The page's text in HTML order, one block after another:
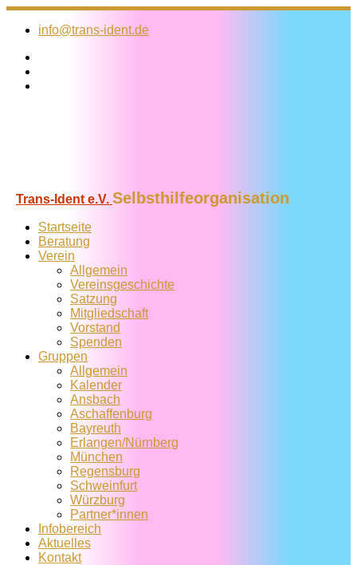
Zum
Inhalt
info@trans-ident.de
Trans-Ident e.V. Selbsthilfeorganisation
Startseite
Beratung
Verein
Allgemein
Vereins­geschichte
Satzung
Mitglied­schaft
Vorstand
Spenden
Gruppen
Allgemein
Kalender
Ansbach
Aschaffenburg
Bayreuth
Erlangen/Nürnberg
München
Regensburg
Schweinfurt
Würzburg
Partner*innen
Infobereich
Aktuelles
Kontakt